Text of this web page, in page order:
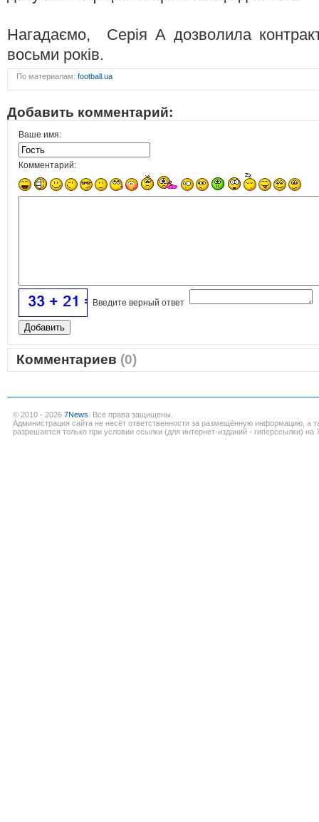
Нагадаємо, Серія А дозволила
восьми років.
По материалам: football.ua
Добавить комментарий:
Ваше имя:
Комментарий:
Введите верный ответ
Комментариев (0)
© 2010 - 2026 7News . Все права защищены.
Администрация сайта не несёт ответственности за размещённую информацию, а
разрешается только при условии ссылки (для интернет-изданий - гиперссылки) на